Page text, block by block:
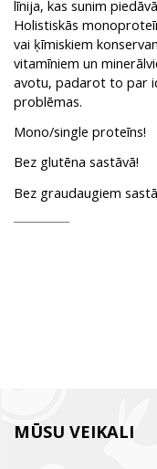
līnija, kas sunim
Holistiskās
vai ķīmiskiem
vitamīniem un
avotu, padarot to par
problēmas.
Mono/single proteīns!
Bez glutēna sastāvā!
Bez graudaugiem
MŪSU VEIKALI